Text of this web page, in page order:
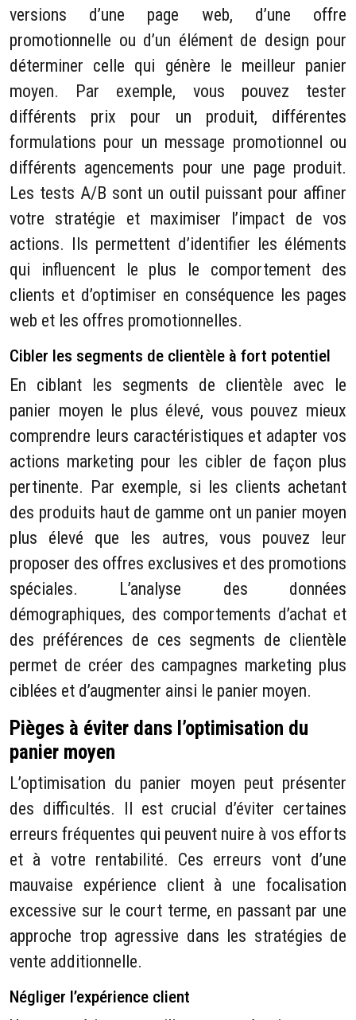
versions d’une page web, d’une offre
promotionnelle ou d’un élément de design pour
déterminer celle qui génère le meilleur panier
moyen. Par exemple, vous pouvez tester
différents prix pour un produit, différentes
formulations pour un message promotionnel ou
différents agencements pour une page produit.
Les tests A/B sont un outil puissant pour affiner
votre stratégie et maximiser l’impact de vos
actions. Ils permettent d’identifier les éléments
qui influencent le plus le comportement des
clients et d’optimiser en conséquence les pages
web et les offres promotionnelles.
Cibler les segments de clientèle à fort potentiel
En ciblant les segments de clientèle avec le
panier moyen le plus élevé, vous pouvez mieux
comprendre leurs caractéristiques et adapter vos
actions marketing pour les cibler de façon plus
pertinente. Par exemple, si les clients achetant
des produits haut de gamme ont un panier moyen
plus élevé que les autres, vous pouvez leur
proposer des offres exclusives et des promotions
spéciales. L’analyse des données
démographiques, des comportements d’achat et
des préférences de ces segments de clientèle
permet de créer des campagnes marketing plus
ciblées et d’augmenter ainsi le panier moyen.
Pièges à éviter dans l’optimisation du
panier moyen
L’optimisation du panier moyen peut présenter
des difficultés. Il est crucial d’éviter certaines
erreurs fréquentes qui peuvent nuire à vos efforts
et à votre rentabilité. Ces erreurs vont d’une
mauvaise expérience client à une focalisation
excessive sur le court terme, en passant par une
approche trop agressive dans les stratégies de
vente additionnelle.
Négliger l’expérience client